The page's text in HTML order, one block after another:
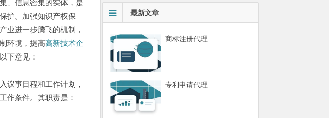
、信息密集的实体，是
护。加强知识产权保
业进一步腾飞的机制，
环境，提高高新技术企
下意见：
事日程和工作计划，
作条件。其职责是：
最新文章
商标注册代理
专利申请代理